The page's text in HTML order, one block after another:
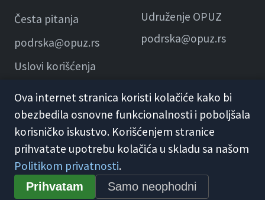
Česta pitanja
podrska@opuz.rs
Uslovi korišćenja
Udruženje OPUZ
podrska@opuz.rs
© 2026 KME Opuz · Udruženje OPUZ
Opšti uslovi korišćenja
Ova internet stranica koristi kolačiće kako bi
obezbedila osnovne funkcionalnosti i poboljšala
korisničko iskustvo. Korišćenjem stranice
prihvatate upotrebu kolačića u skladu sa našom
Politikom privatnosti.
Prihvatam Samo neophodni